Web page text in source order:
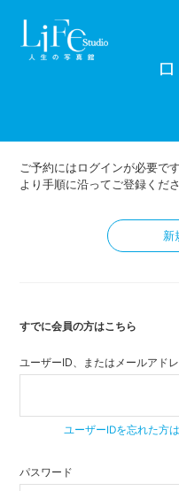
ご予約にはログインが必要で
より手順に沿ってご登録くださ
新
すでに会員の方はこちら
ユーザーID、またはメールアド
ユーザーIDを忘れた方
パスワード